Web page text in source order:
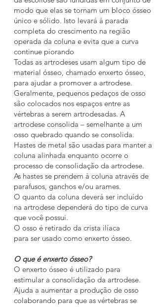
modo que elas se tornam um bloco ósseo
único e sólido. Isto levará à parada
completa do crescimento na região
operada da coluna e evita que a curva
continue piorando
Todas as artrodeses usam algum tipo de
material ósseo, chamado enxerto ósseo,
para ajudar a promover a artrodese.
Geralmente, pequenos pedaços de osso
são colocados nos espaços entre as
vértebras a serem artrodesadas. A
artrodese consolida – semelhante a um
osso quebrado quando se consolida.
Hastes de metal são usadas para manter a
coluna alinhada enquanto ocorre o
processo de consolidação da artrodese.
As hastes se prendem à coluna através de
parafusos, ganchos e/ou arames.
O quanto da coluna deverá ser incluído
na artrodese dependerá do tipo de curva
que você possui.
O osso é retirado da crista ilíaca
para ser usado como enxerto ósseo.
O que é enxerto ósseo?
O enxerto ósseo é utilizado para
estimular a consolidação da artrodese.
Ajuda a aumentar a produção de osso
colaborando para que as vértebras se